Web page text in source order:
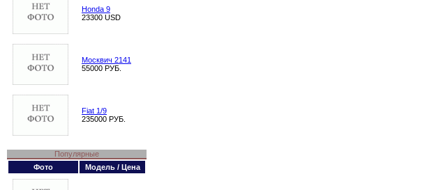
Honda 9
23300 USD
Москвич 2141
55000 РУБ.
Fiat 1/9
235000 РУБ.
Популярные
Фото
Модель / Цена